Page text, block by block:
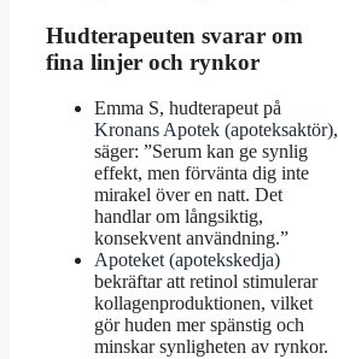
Hudterapeuten svarar om
fina linjer och rynkor
Emma S, hudterapeut på
Kronans Apotek (apoteksaktör),
säger: ”Serum kan ge synlig
effekt, men förvänta dig inte
mirakel över en natt. Det
handlar om långsiktig,
konsekvent användning.”
Apoteket (apotekskedja)
bekräftar att retinol stimulerar
kollagenproduktionen, vilket
gör huden mer spänstig och
minskar synligheten av rynkor.